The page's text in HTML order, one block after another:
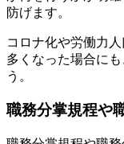
防げます。
コロナ化や労働力
多くなった場合に
う。
職務分掌規程や